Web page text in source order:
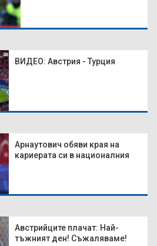
ВИДЕО: Австрия - Турция
Арнаутович обяви края на
кариерата си в националния
Австрийците плачат: Най-
тъжният ден! Съжаляваме!